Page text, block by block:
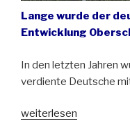
Lange wurde der
Entwicklung
In den letzten Jahren
verdiente Deutsche
„Eichendorff
weiterlesen